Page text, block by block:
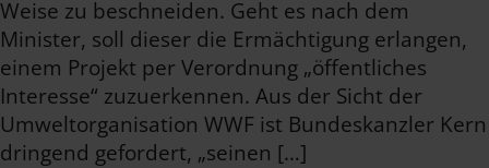
Weise zu beschneiden. Geht es nach dem
Minister, soll dieser die Ermächtigung erlangen,
einem Projekt per Verordnung „öffentliches
Interesse“ zuzuerkennen. Aus der Sicht der
Umweltorganisation WWF ist Bundeskanzler Kern
dringend gefordert, „seinen […]